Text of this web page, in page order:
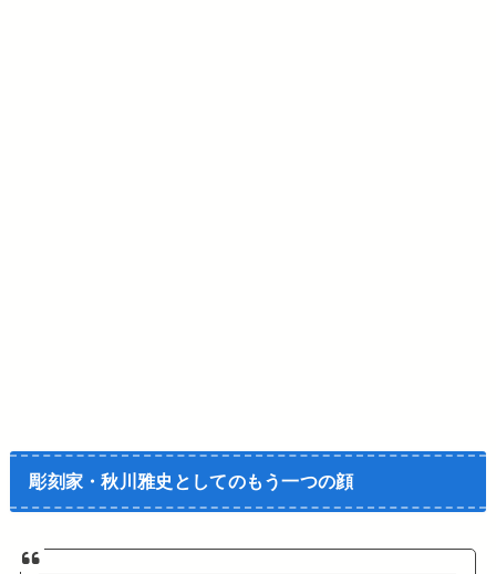
彫刻家・秋川雅史としてのもう一つの顔